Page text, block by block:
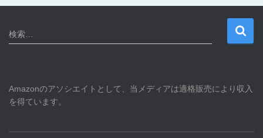
検
索
検索…
Amazonのアソシエイトとして、当メディアは適格販売により収入
を得ています。